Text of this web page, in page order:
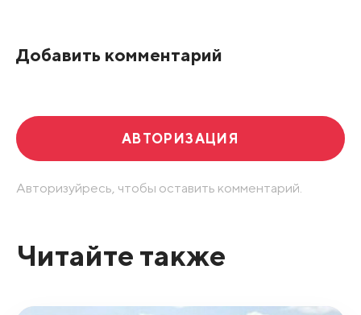
Добавить комментарий
АВТОРИЗАЦИЯ
Авторизуйресь, чтобы оставить комментарий.
Читайте также